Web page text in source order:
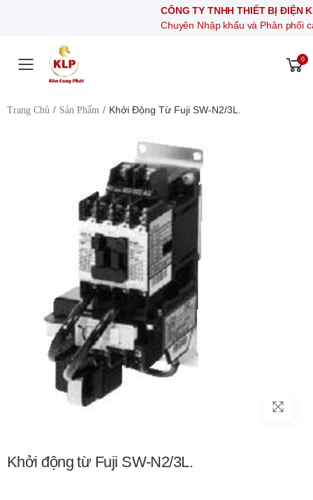
CÔNG TY TNHH THIẾT BỊ ĐIỆN KIM
Chuyên Nhập khẩu và Phân phối các
Toggle mobile menu
0
Trang Chủ Sản Phẩm Khởi Động Từ Fuji SW-N2/3L.
Khởi động từ Fuji SW-N2/3L.